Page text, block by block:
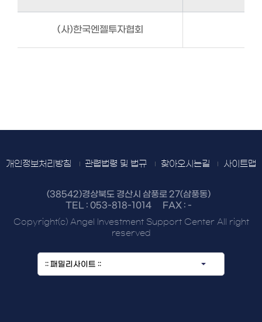
(사)한국엔젤투자협회
개인정보처리방침 관렵법령 및 법규 찾아오시는길 사이트맵
(38542)경상북도 경산시 삼풍로 27(삼풍동)
TEL : 053-818-1014 FAX : -
Copyright(c) Angel Investment Support Center All right
reserved